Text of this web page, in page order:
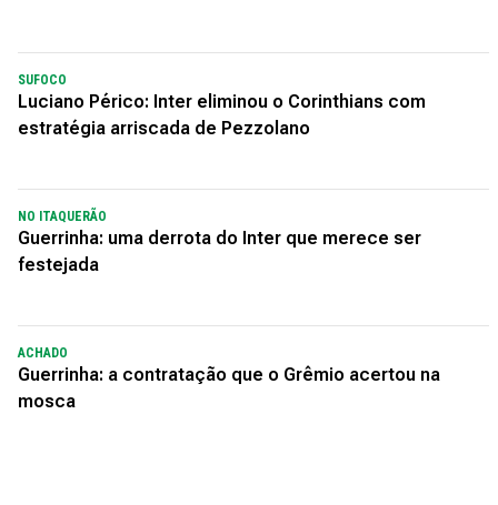
SUFOCO
Luciano Périco: Inter eliminou o Corinthians com
estratégia arriscada de Pezzolano
NO ITAQUERÃO
Guerrinha: uma derrota do Inter que merece ser
festejada
ACHADO
Guerrinha: a contratação que o Grêmio acertou na
mosca